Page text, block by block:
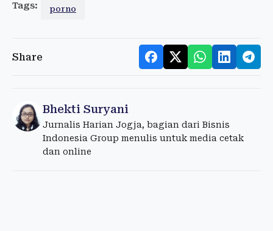
Tags: porno
Share
Bhekti Suryani
Jurnalis Harian Jogja, bagian dari Bisnis
Indonesia Group menulis untuk media cetak
dan online